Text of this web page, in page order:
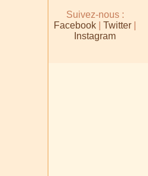
Suivez-nous :
Facebook
Twitter
Instagram